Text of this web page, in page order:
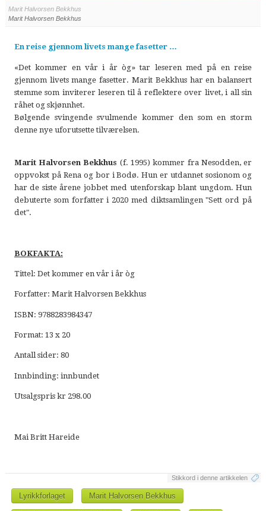
Marit Halvorsen Bekkhus
Marit Halvorsen Bekkhus
En reise gjennom livets mange fasetter …
«Det kommer en vår i år òg» tar leseren med på en reise
gjennom livets mange fasetter. Marit Bekkhus har en balansert
stemme som inviterer leseren til å reflektere over livet, i all sin
råhet og skjønnhet.
Bølgende svingende svulmende kommer den som en storm
denne nye uforutsette tilværelsen.
Marit Halvorsen Bekkhus (f. 1995) kommer fra Nesodden, er
oppvokst på Rena og bor i Bodø. Hun er utdannet sosionom og
har de siste årene jobbet med utenforskap blant ungdom. Hun
debuterte som forfatter i 2020 med diktsamlingen "Sett ord på
det".
BOKFAKTA:
Tittel: Det kommer en vår i år òg
Forfatter: Marit Halvorsen Bekkhus
ISBN: 9788283984347
Format: 13 x 20
Antall sider: 80
Innbinding: innbundet
Utsalgspris kr 298.00
Mai Britt Hareide
Stikkord i denne artikkelen
Lyrikkforlaget Marit Halvorsen Bekkhus